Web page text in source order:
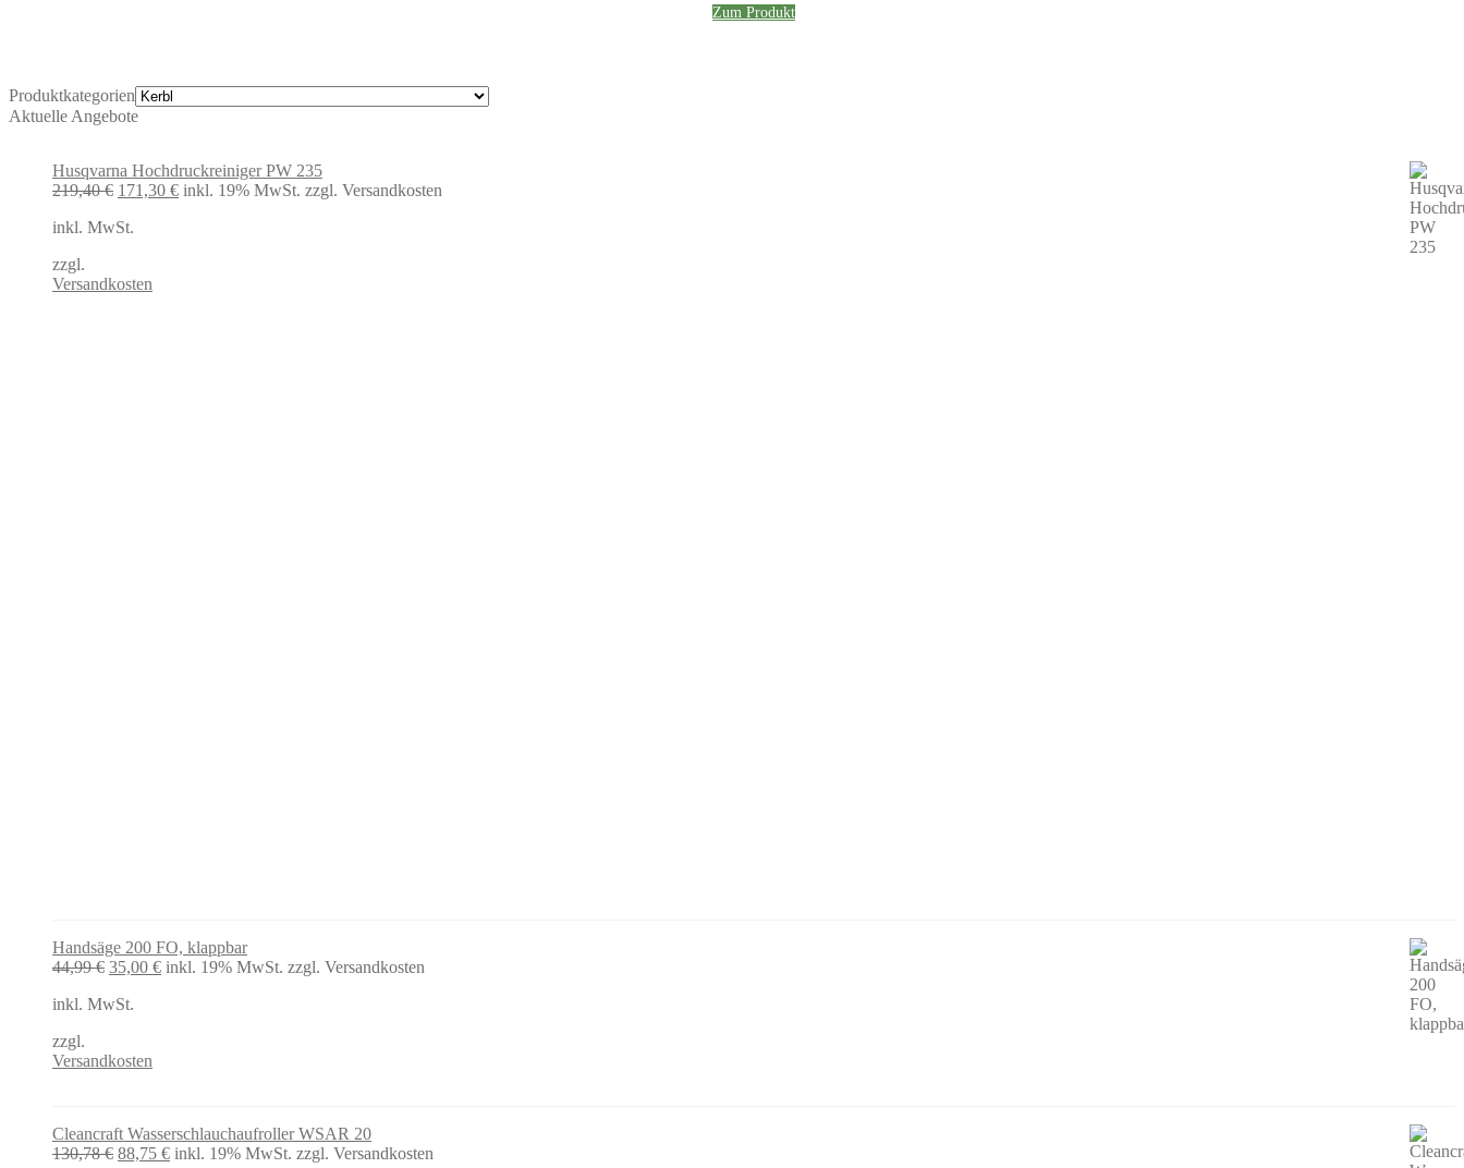
Zum Produkt
Produktkategorien
Aktuelle Angebote
Husqvarna Hochdruckreiniger PW 235
219,40€ Ursprünglicher
war:
171,30 €Aktueller
inkl. 19% MwSt. zzgl. Versandkosten
inkl. MwSt.
zzgl.
Versandkosten
Handsäge 200 FO, klappbar
44,99€ Ursprünglicher
war:
35,00 €Aktueller
inkl. 19% MwSt. zzgl. Versandkosten
inkl. MwSt.
zzgl.
Versandkosten
Cleancraft Wasserschlauchaufroller WSAR 20
130,78€ Ursprünglicher
88,75 €Aktueller
inkl. 19% MwSt. zzgl. Versandkosten